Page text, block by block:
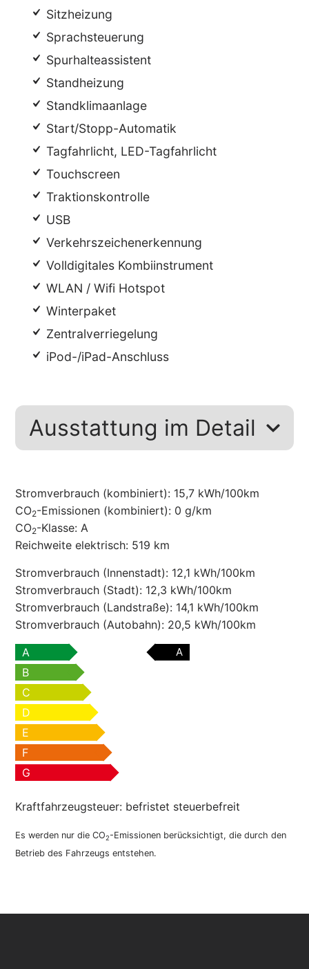
Sitzheizung
Sprachsteuerung
Spurhalteassistent
Standheizung
Standklimaanlage
Start/Stopp-Automatik
Tagfahrlicht, LED-Tagfahrlicht
Touchscreen
Traktionskontrolle
USB
Verkehrszeichenerkennung
Volldigitales Kombiinstrument
WLAN / Wifi Hotspot
Winterpaket
Zentralverriegelung
iPod-/iPad-Anschluss
Ausstattung im Detail
Stromverbrauch (kombiniert): 15,7 kWh/100km
CO2-Emissionen (kombiniert): 0 g/km
CO2-Klasse:A
Reichweite elektrisch: 519 km
Stromverbrauch (Innenstadt): 12,1 kWh/100km
Stromverbrauch (Stadt): 12,3 kWh/100km
Stromverbrauch (Landstraße): 14,1 kWh/100km
Stromverbrauch (Autobahn): 20,5 kWh/100km
A
A
B
C
D
E
F
G
Kraftfahrzeugsteuer: befristet steuerbefreit
Es werden nur die CO2-Emissionen berücksichtigt, die durch den
Betrieb des Fahrzeugs entstehen.